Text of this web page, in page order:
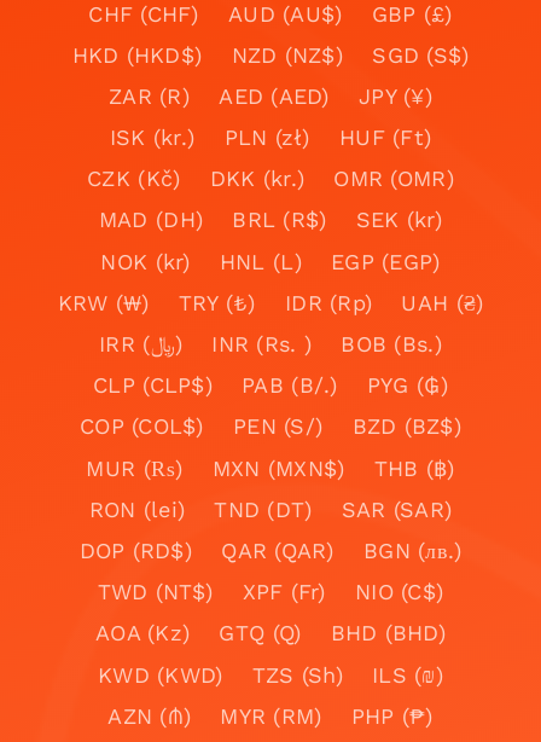
CHF (CHF)
AUD (AU$)
GBP (£)
HKD (HKD$)
NZD (NZ$)
SGD (S$)
ZAR (R)
AED (AED)
JPY (¥)
ISK (kr.)
PLN (zł)
HUF (Ft)
CZK (Kč)
DKK (kr.)
OMR (OMR)
MAD (DH)
BRL (R$)
SEK (kr)
NOK (kr)
HNL (L)
EGP (EGP)
KRW (₩)
TRY (₺) IDR (Rp)
UAH (₴)
IRR (﷼)
INR (Rs. )
BOB (Bs.)
CLP (CLP$)
PAB (B/.)
PYG (₲)
COP (COL$)
PEN (S/)
BZD (BZ$)
MUR (₨)
MXN (MXN$)
THB (฿)
RON (lei)
TND (DT)
SAR (SAR)
DOP (RD$)
QAR (QAR)
BGN (лв.)
TWD (NT$)
XPF (Fr)
NIO (C$)
AOA (Kz)
GTQ (Q)
BHD (BHD)
KWD (KWD)
TZS (Sh)
ILS (₪)
AZN (₼)
MYR (RM)
PHP (₱)